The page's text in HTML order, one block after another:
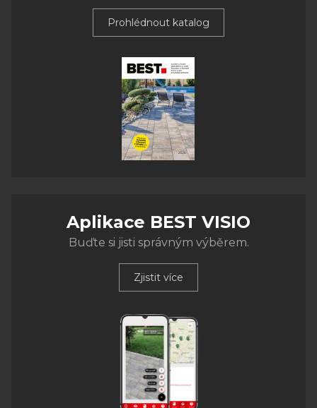
Prohlédnout katalog
Aplikace BEST VISIO
Buďte si jisti správným výběrem.
Zjistit více